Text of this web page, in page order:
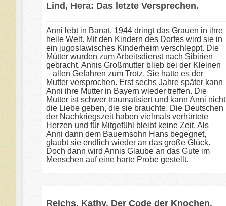
Lind, Hera: Das letzte Versprechen.
Anni lebt in Banat. 1944 dringt das Grauen in ihre
heile Welt. Mit den Kindern des Dorfes wird sie in
ein jugoslawisches Kinderheim verschleppt. Die
Mütter wurden zum Arbeitsdienst nach Sibirien
gebracht. Annis Großmutter blieb bei der Kleinen
– allen Gefahren zum Trotz. Sie hatte es der
Mutter versprochen. Erst sechs Jahre später kann
Anni ihre Mutter in Bayern wieder treffen. Die
Mutter ist schwer traumatisiert und kann Anni nicht
die Liebe geben, die sie brauchte. Die Deutschen
der Nachkriegszeit haben vielmals verhärtete
Herzen und für Mitgefühl bleibt keine Zeit. Als
Anni dann dem Bauernsohn Hans begegnet,
glaubt sie endlich wieder an das große Glück.
Doch dann wird Annis Glaube an das Gute im
Menschen auf eine harte Probe gestellt.
Reichs, Kathy. Der Code der Knochen.